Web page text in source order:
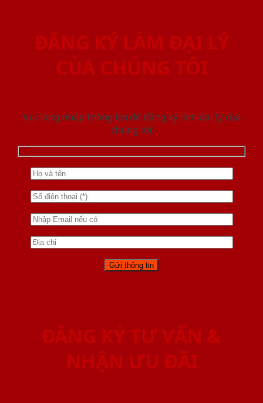
ĐĂNG KÝ LÀM ĐẠI LÝ
CỦA CHÚNG TÔI
Vui lòng nhập thông tin để đăng ký làm đại lý của
chúng tôi
ĐĂNG KÝ TƯ VẤN &
NHẬN ƯU ĐÃI